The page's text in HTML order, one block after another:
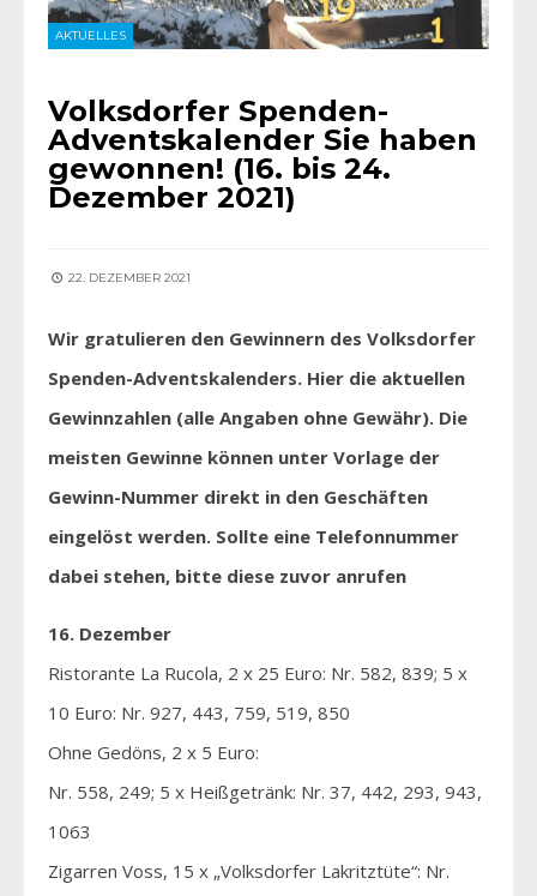
AKTUELLES
Volksdorfer Spenden-
Adventskalender Sie haben
gewonnen! (16. bis 24.
Dezember 2021)
22. DEZEMBER 2021
Wir gratulieren den Gewinnern des Volksdorfer
Spenden-Adventskalenders. Hier die aktuellen
Gewinnzahlen (alle Angaben ohne Gewähr). Die
meisten Gewinne können unter Vorlage der
Gewinn-Nummer direkt in den Geschäften
eingelöst werden. Sollte eine Telefonnummer
dabei stehen, bitte diese zuvor anrufen
16. Dezember
Ristorante La Rucola, 2 x 25 Euro: Nr. 582, 839; 5 x
10 Euro: Nr. 927, 443, 759, 519, 850
Ohne Gedöns, 2 x 5 Euro:
Nr. 558, 249; 5 x Heißgetränk: Nr. 37, 442, 293, 943,
1063
Zigarren Voss, 15 x „Volksdorfer Lakritztüte“: Nr.